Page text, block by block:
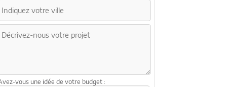
vous une idée de votre budget :